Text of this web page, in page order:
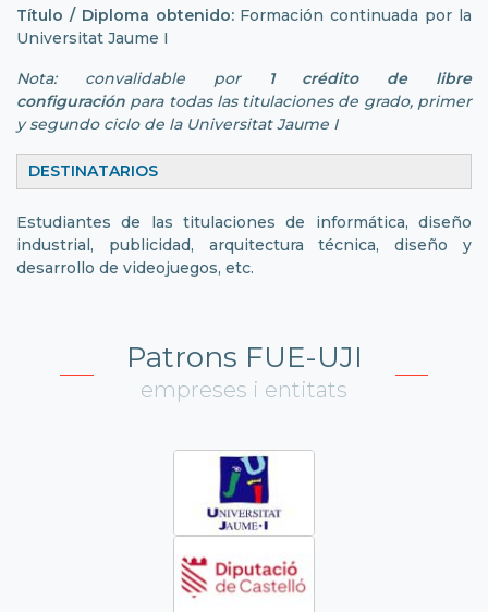
Título / Diploma obtenido:Formación continuada por la
Universitat Jaume I
Nota: convalidable por
1 crédito de libre
configuración para todas las titulaciones de grado, primer
y segundo ciclo de la Universitat Jaume I
DESTINATARIOS
Estudiantes de las titulaciones de informática, diseño
industrial, publicidad, arquitectura técnica, diseño y
desarrollo de videojuegos, etc.
Patrons FUE-UJI
empreses i entitats